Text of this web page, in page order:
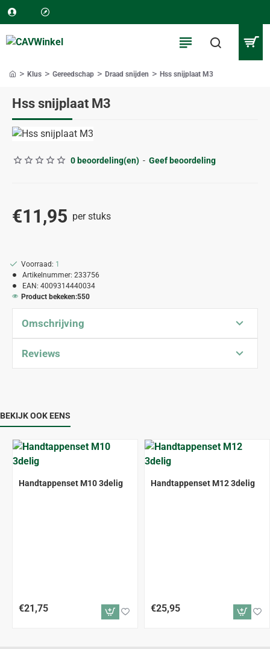
Hss snijplaat M3
Klus Gereedschap Draad snijden Hss snijplaat M3
0 beoordeling(en) - Geef beoordeling
€11,95 per stuks
Voorraad: 1
Artikelnummer: 233756
EAN: 4009314440034
Product bekeken:550
Omschrijving
Reviews
BEKIJK OOK EENS
Handtappenset M10 3delig
€21,75
Handtappenset M12 3delig
€25,95